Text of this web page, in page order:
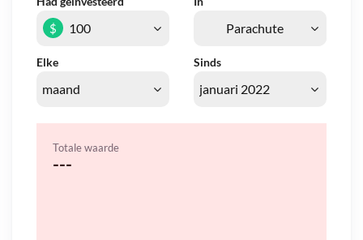
Elke Sinds
$
Totale waarde
---